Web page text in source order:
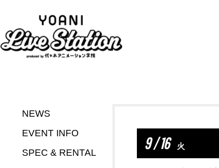
NEWS
EVENT INFO
SPEC & RENTAL
9 / 16 火